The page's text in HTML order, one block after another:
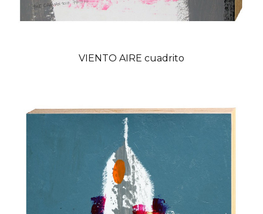
VIENTO AIRE cuadrito